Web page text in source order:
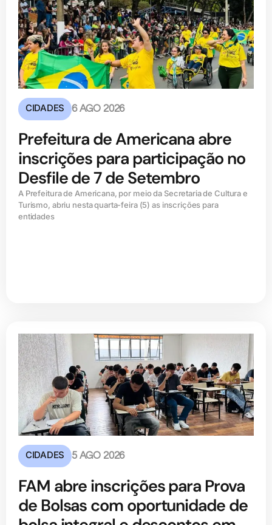
CIDADES 6 AGO 2026
Prefeitura de Americana abre
inscrições para participação no
Desfile de 7 de Setembro
A Prefeitura de Americana, por meio da Secretaria de Cultura e
Turismo, abriu nesta quarta-feira (5) as inscrições para
entidades
CIDADES 5 AGO 2026
FAM abre inscrições para Prova
de Bolsas com oportunidade de